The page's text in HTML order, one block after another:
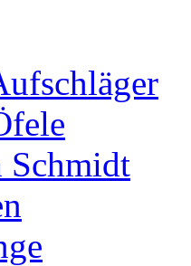
Schmidt